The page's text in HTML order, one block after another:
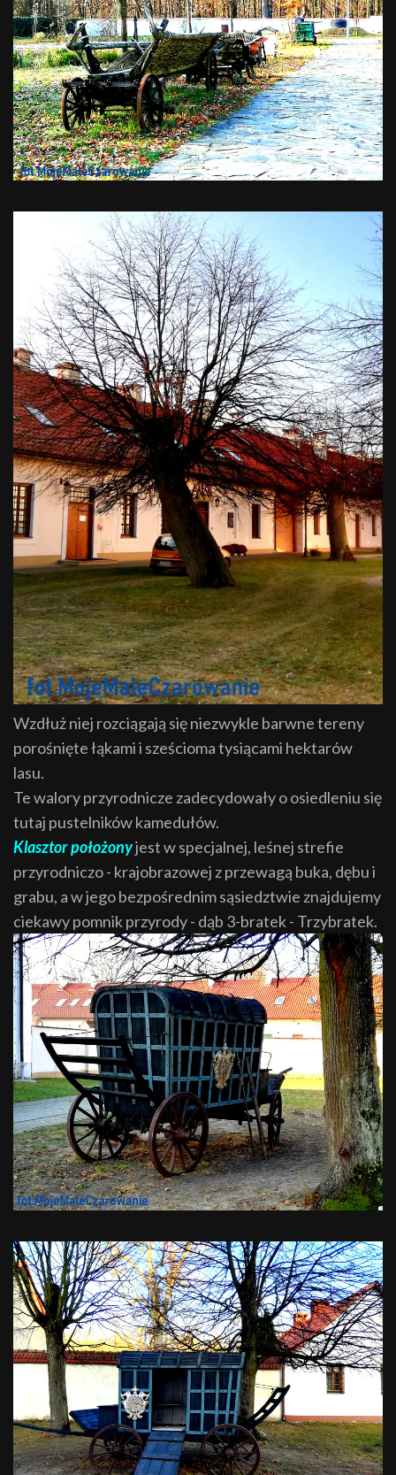
Wzdłuż niej rozciągają się niezwykle barwne tereny
porośnięte łąkami i sześcioma tysiącami hektarów
lasu.
Te walory przyrodnicze zadecydowały o osiedleniu się
tutaj pustelników kamedułów.
Klasztor położonyjest w specjalnej, leśnej strefie
przyrodniczo - krajobrazowej z przewagą buka, dębu i
grabu, a w jego bezpośrednim sąsiedztwie znajdujemy
ciekawy pomnik przyrody - dąb 3-bratek - Trzybratek.